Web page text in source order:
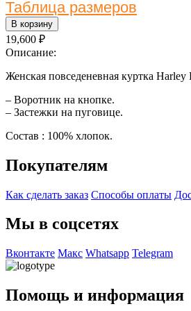
Таблица размеров
В корзину
19,600 ₽
Описание:
Женская повседеневная куртка
– Воротник на кнопке.
– Застежки на пуговице.
Состав : 100% хлопок.
Покупателям
Как сделать заказ Способы оплаты
Мы в соцсетях
Вконтакте Макс Whatsapp Telegram
Помощь и информация